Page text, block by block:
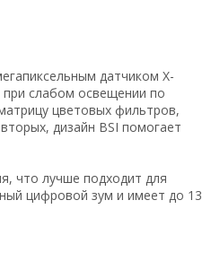
датчиком X-
при слабом освещении по
цветовых фильтров,
дизайн BSI помогает
что лучше подходит для
цифровой зум и имеет до 13